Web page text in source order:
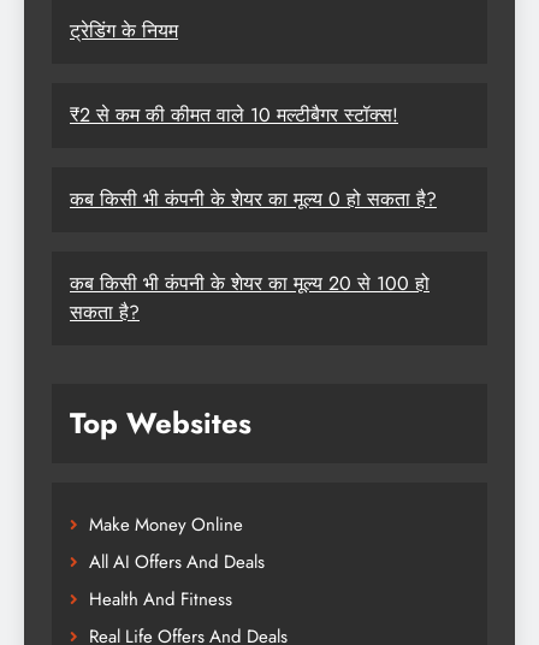
ट्रेडिंग के नियम
₹2 से कम की कीमत वाले 10 मल्टीबैगर स्टॉक्स!
कब किसी भी कंपनी के शेयर का मूल्य 0 हो सकता है?
कब किसी भी कंपनी के शेयर का मूल्य 20 से 100 हो
सकता है?
Top Websites
Make Money Online
All AI Offers And Deals
Health And Fitness
Real Life Offers And Deals